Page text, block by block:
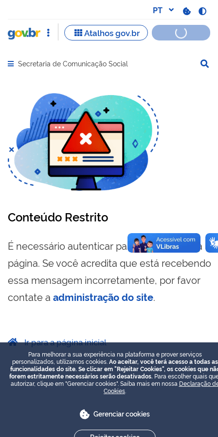
Abrir menu principal de navegação
Secretaria de Comunicação Social
Conteúdo Restrito
É necessário autenticar para visualizar essa
página. Se você acredita que está recebendo
essa mensagem incorretamente, por favor
contate a administração do site.
Ir para a página inicial
Para melhorar a sua experiência na plataforma e prover serviços
personalizados, utilizamos cookies. Ao aceitar, você terá acesso a todas as
funcionalidades do site. Se clicar em "Rejeitar Cookies", os cookies que
forem estritamente necessários serão desativados. Para escolher quais
autorizar, clique em "Gerenciar cookies". Saiba mais em nossa Declaração
Cookies
Gerenciar cookies